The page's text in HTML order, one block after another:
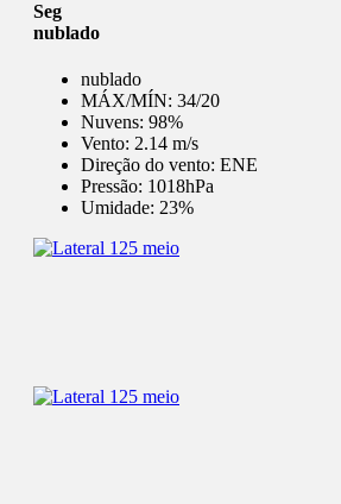
Seg
nublado
nublado
MÁX/MÍN: 34/20
Nuvens: 98%
Vento: 2.14 m/s
Direção do vento: ENE
Pressão: 1018hPa
Umidade: 23%